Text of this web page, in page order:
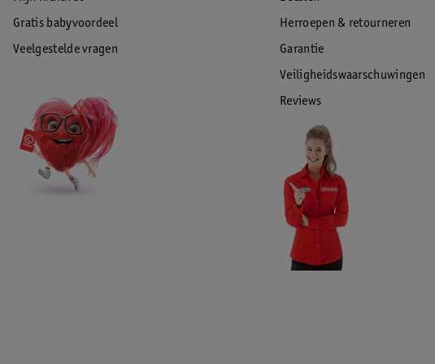
Gratis babyvoordeel
Veelgestelde vragen
Herroepen & retourneren
Garantie
Veiligheidswaarschuwingen
Reviews